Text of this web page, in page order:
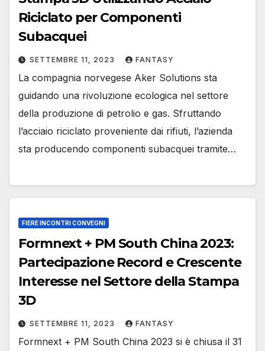
Riciclato per Componenti
Subacquei
SETTEMBRE 11, 2023 FANTASY
La compagnia norvegese Aker Solutions sta
guidando una rivoluzione ecologica nel settore
della produzione di petrolio e gas. Sfruttando
l’acciaio riciclato proveniente dai rifiuti, l’azienda
sta producendo componenti subacquei tramite…
FIERE INCONTRI CONVEGNI
Formnext + PM South China 2023:
Partecipazione Record e Crescente
Interesse nel Settore della Stampa
3D
SETTEMBRE 11, 2023 FANTASY
Formnext + PM South China 2023 si è chiusa il 31